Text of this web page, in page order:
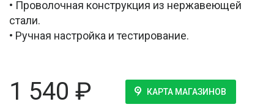
• Проволочная конструкция из нержавеющей
стали.
• Ручная настройка и тестирование.
1 540 ₽ КАРТА МАГАЗИНОВ